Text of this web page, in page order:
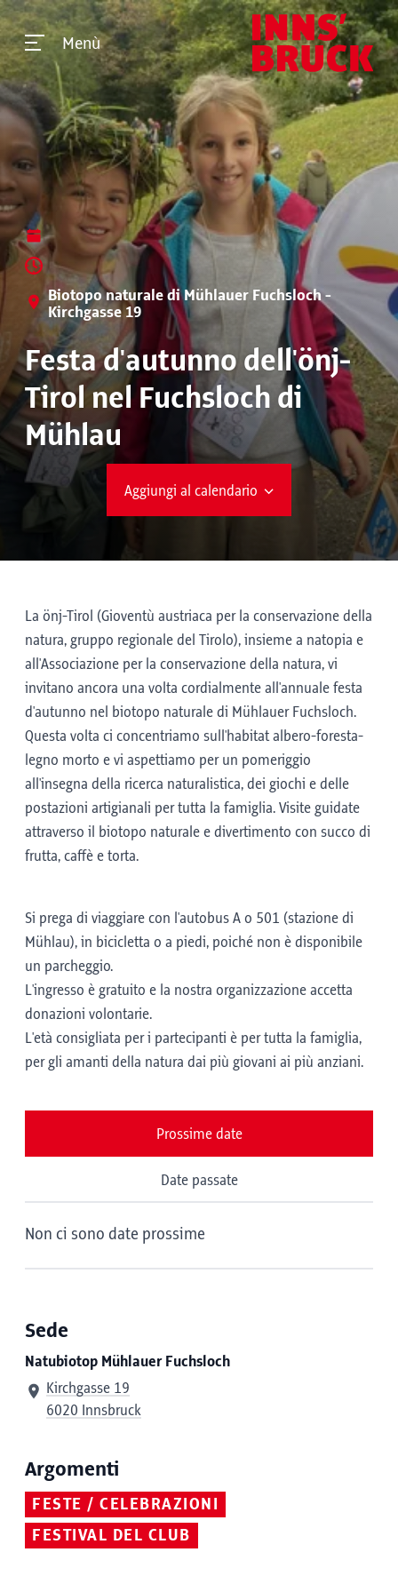
Menù
Biotopo naturale di Mühlauer Fuchsloch -
Kirchgasse 19
Festa d'autunno dell'önj-
Tirol nel Fuchsloch di
Mühlau
Aggiungi al calendario
La önj-Tirol (Gioventù austriaca per la conservazione della
natura, gruppo regionale del Tirolo), insieme a natopia e
all'Associazione per la conservazione della natura, vi
invitano ancora una volta cordialmente all'annuale festa
d'autunno nel biotopo naturale di Mühlauer Fuchsloch.
Questa volta ci concentriamo sull'habitat albero-foresta-
legno morto e vi aspettiamo per un pomeriggio
all'insegna della ricerca naturalistica, dei giochi e delle
postazioni artigianali per tutta la famiglia. Visite guidate
attraverso il biotopo naturale e divertimento con succo di
frutta, caffè e torta.
Si prega di viaggiare con l'autobus A o 501 (stazione di
Mühlau), in bicicletta o a piedi, poiché non è disponibile
un parcheggio.
L'ingresso è gratuito e la nostra organizzazione accetta
donazioni volontarie.
L'età consigliata per i partecipanti è per tutta la famiglia,
per gli amanti della natura dai più giovani ai più anziani.
Prossime date
Date passate
Non ci sono date prossime
Sede
Natubiotop Mühlauer Fuchsloch
Kirchgasse 19
6020 Innsbruck
Argomenti
FESTE / CELEBRAZIONI
FESTIVAL DEL CLUB